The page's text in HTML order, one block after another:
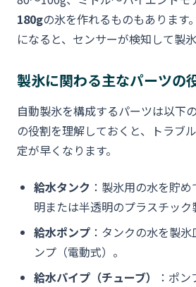
180gの氷を作れるものもあります
になると、センサーが検知して製
製氷に関わる主なパーツの
自動製氷を構成するパーツは以下
の役割を理解しておくと、トラブ
定が早くなります。
給水タンク ：製氷用の水を貯
明または半透明のプラスチック
給水ポンプ ：タンクの水を製
ンプ（電動式）。
給水パイプ（チューブ）
：ポ